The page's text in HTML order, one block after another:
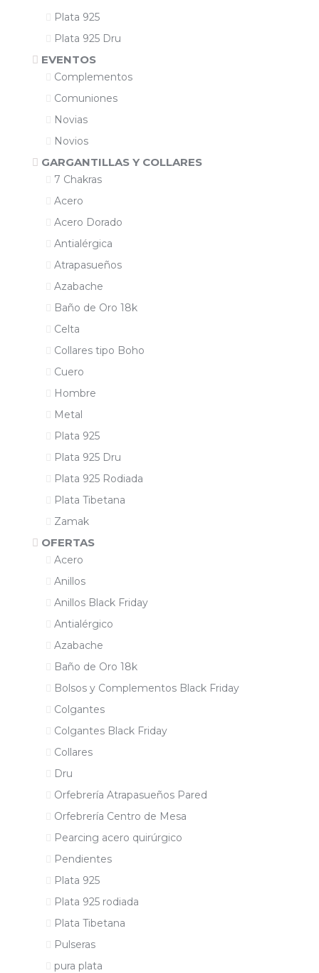
Plata 925
Plata 925 Dru
EVENTOS
Complementos
Comuniones
Novias
Novios
GARGANTILLAS Y COLLARES
7 Chakras
Acero
Acero Dorado
Antialérgica
Atrapasueños
Azabache
Baño de Oro 18k
Celta
Collares tipo Boho
Cuero
Hombre
Metal
Plata 925
Plata 925 Dru
Plata 925 Rodiada
Plata Tibetana
Zamak
OFERTAS
Acero
Anillos
Anillos Black Friday
Antialérgico
Azabache
Baño de Oro 18k
Bolsos y Complementos Black Friday
Colgantes
Colgantes Black Friday
Collares
Dru
Orfebrería Atrapasueños Pared
Orfebrería Centro de Mesa
Pearcing acero quirúrgico
Pendientes
Plata 925
Plata 925 rodiada
Plata Tibetana
Pulseras
pura plata